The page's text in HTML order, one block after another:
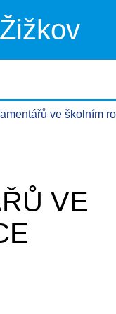
ve školním
VE